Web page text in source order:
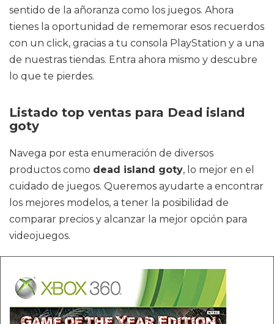
sentido de la añoranza como los juegos. Ahora
tienes la oportunidad de rememorar esos recuerdos
con un click, gracias a tu consola PlayStation y a una
de nuestras tiendas. Entra ahora mismo y descubre
lo que te pierdes.
Listado top ventas para Dead island
goty
Navega por esta enumeración de diversos
productos como dead island goty, lo mejor en el
cuidado de juegos. Queremos ayudarte a encontrar
los mejores modelos, a tener la posibilidad de
comparar precios y alcanzar la mejor opción para
videojuegos.